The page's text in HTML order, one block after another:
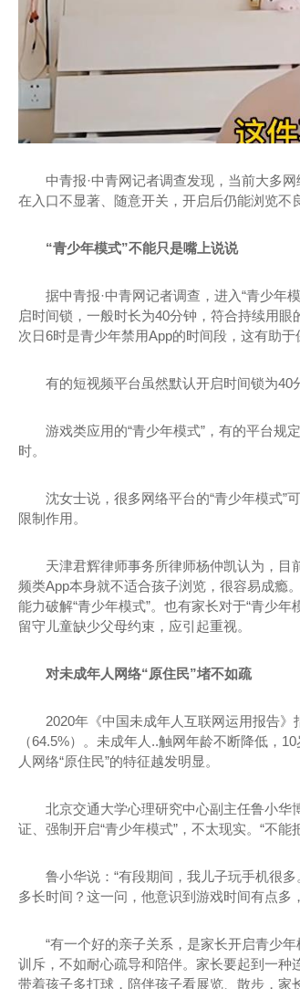
中青报·中青网记者调查发现，当前大多
在入口不显著、随意开关，开启后仍能浏览不
“青少年模式”不能只是嘴上说说
据中青报·中青网记者调查，进入“青少年
启时间锁，一般时长为40分钟，符合持续用
次日6时是青少年禁用App的时间段，这有助
有的短视频平台虽然默认开启时间锁为40
游戏类应用的“青少年模式”，有的平台规
时。
沈女士说，很多网络平台的“青少年模式”
限制作用。
天津君辉律师事务所律师杨仲凯认为，目
频类App本身就不适合孩子浏览，很容易成瘾
能力破解“青少年模式”。也有家长对于“青少
留守儿童缺少父母约束，应引起重视。
对未成年人网络“原住民”堵不如疏
2020年《中国未成年人互联网运用报告
（64.5%）。未成年人..触网年龄不断降低，
人网络“原住民”的特征越发明显。
北京交通大学心理研究中心副主任鲁小华
证、强制开启“青少年模式”，不太现实。“不
鲁小华说：“有段期间，我儿子玩手机很
多长时间？这一问，他意识到游戏时间有点多
“有一个好的亲子关系，是家长开启青少
训斥，不如耐心疏导和陪伴。家长要起到一种
带着孩子多打球，陪伴孩子看展览、散步，家